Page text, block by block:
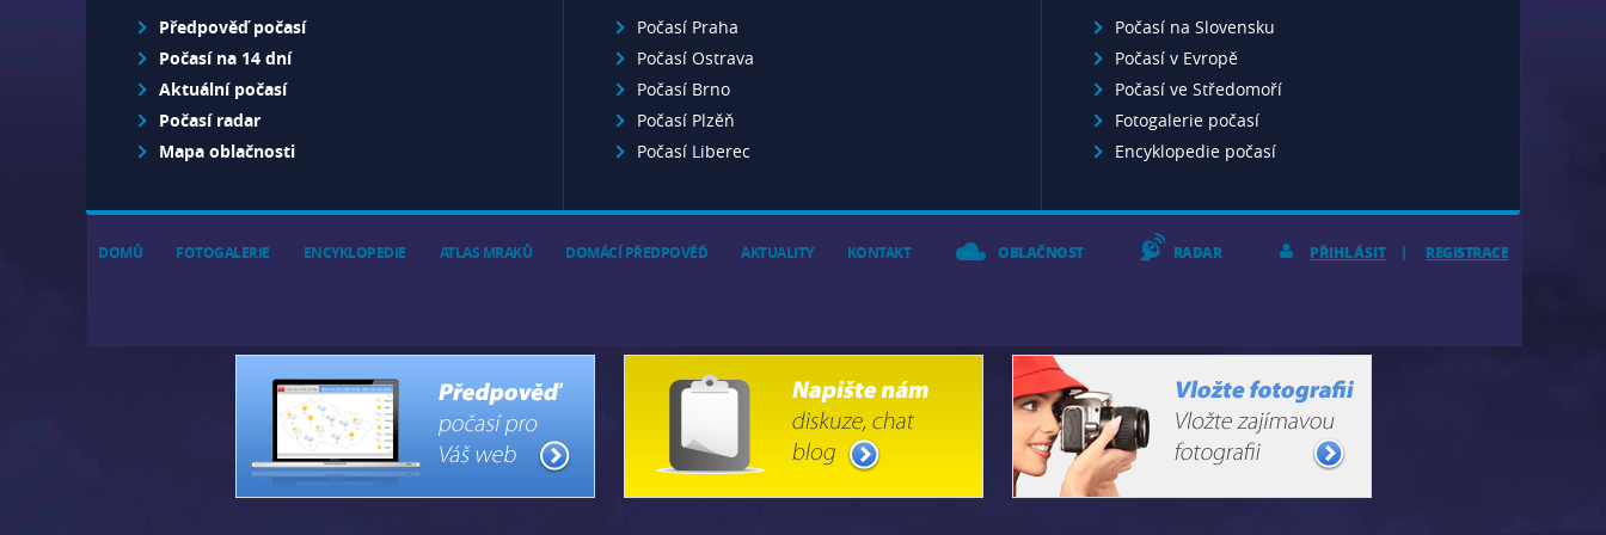
Předpověď počasí
Počasí na 14 dní
Aktuální počasí
Počasí radar
Mapa oblačnosti
Počasí Praha
Počasí Ostrava
Počasí Brno
Počasí Plzěň
Počasí Liberec
Počasí na Slovensku
Počasí v Evropě
Počasí ve Středomoří
Fotogalerie počasí
Encyklopedie počasí
DOMŮ FOTOGALERIE ENCYKLOPEDIE ATLAS MRAKŮ DOMÁCÍ PŘEDPOVĚĎ AKTUALITY KONTAKT OBLAČNOST RADAR REGISTRACE
PŘIHLÁSIT